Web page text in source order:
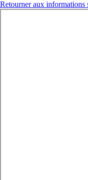
Retourner aux informations